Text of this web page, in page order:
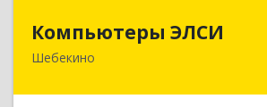
Компьютеры ЭЛСИ
Шебекино